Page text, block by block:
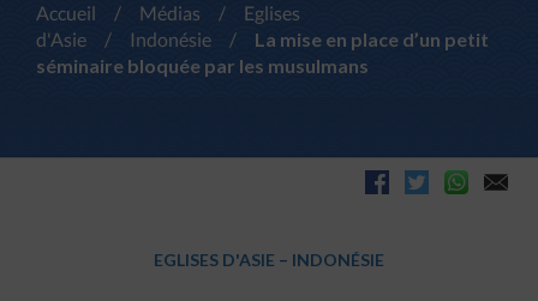
Accueil / Médias /
Eglises
d'Asie
/ Indonésie /
La mise en place d’un petit
séminaire bloquée par les musulmans
EGLISES D'ASIE – INDONÉSIE